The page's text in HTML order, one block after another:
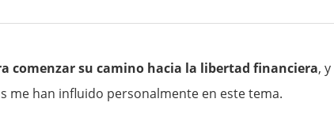
comenzar su camino hacia la libertad financiera, y
me han influido personalmente en este tema.